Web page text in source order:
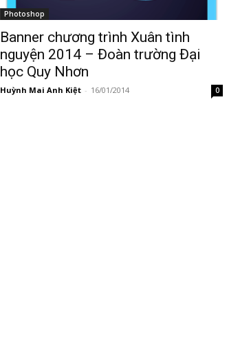
Photoshop
Banner chương trình Xuân tình
nguyện 2014 – Đoàn trường Đại
học Quy Nhơn
Huỳnh Mai Anh Kiệt - 16/01/2014 0